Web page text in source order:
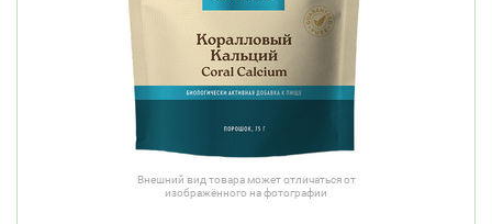
Внешний вид товара может отличаться от
изображённого на фотографии